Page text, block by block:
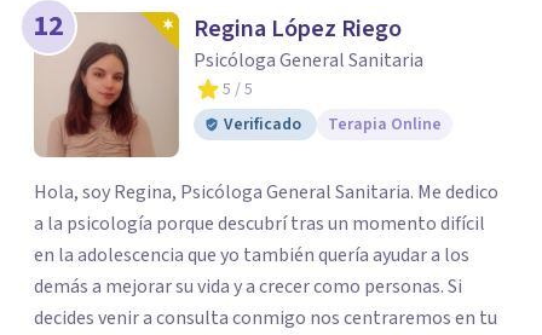
12 Regina López Riego
Psicóloga General Sanitaria
5 / 5
Verificado
Terapia Online
Hola, soy Regina, Psicóloga General Sanitaria. Me dedico
a la psicología porque descubrí tras un momento difícil
en la adolescencia que yo también quería ayudar a los
demás a mejorar su vida y a crecer como personas. Si
decides venir a consulta conmigo nos centraremos en tu